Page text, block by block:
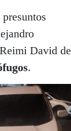
David de
.